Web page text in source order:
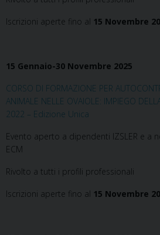
Iscrizioni aperte fino al 15 Novembre
15 Gennaio-30 Novembre 2025
CORSO DI FORMAZIONE PER
ANIMALE NELLE OVAIOLE: IMPIEGO
2022 – Edizione Unica
Evento aperto a dipendenti IZSLER e a
ECM
Rivolto a tutti i profili professionali
Iscrizioni aperte fino al 15 Novembre